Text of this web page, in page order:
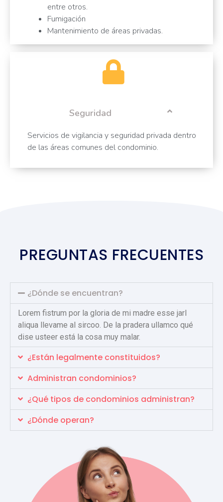
entre otros.
Fumigación
Mantenimiento de áreas privadas.
Seguridad
Servicios de vigilancia y seguridad privada dentro
de las áreas comunes del condominio.
PREGUNTAS FRECUENTES
¿Dónde se encuentran?
Lorem fistrum por la gloria de mi madre esse jarl
aliqua llevame al sircoo. De la pradera ullamco qué
dise usteer está la cosa muy malar.
¿Están legalmente constituidos?
Administran condominios?
¿Qué tipos de condominios administran?
¿Dónde operan?